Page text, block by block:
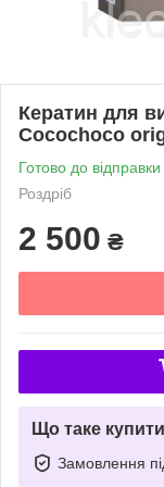
Кератин для
Cocochoco
Готово до відправки
Роздріб
2 500 ₴
Що таке
Замовлення